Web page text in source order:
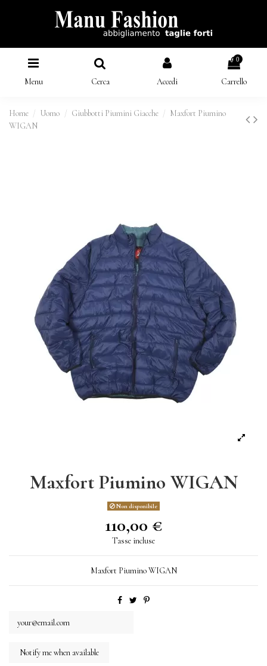
Menu Cerca Accedi
0
Carrello
Home Uomo Giubbotti Piumini Giacche
Maxfort Piumino
WIGAN
Maxfort Piumino WIGAN
Non disponibile
110,00 €
Tasse incluse
Maxfort Piumino WIGAN